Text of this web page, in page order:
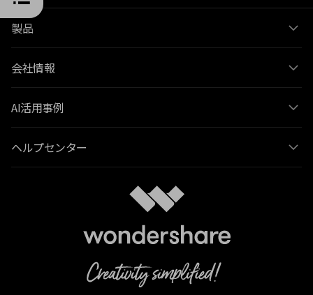
製品
会社情報
AI活用事例
ヘルプセンター